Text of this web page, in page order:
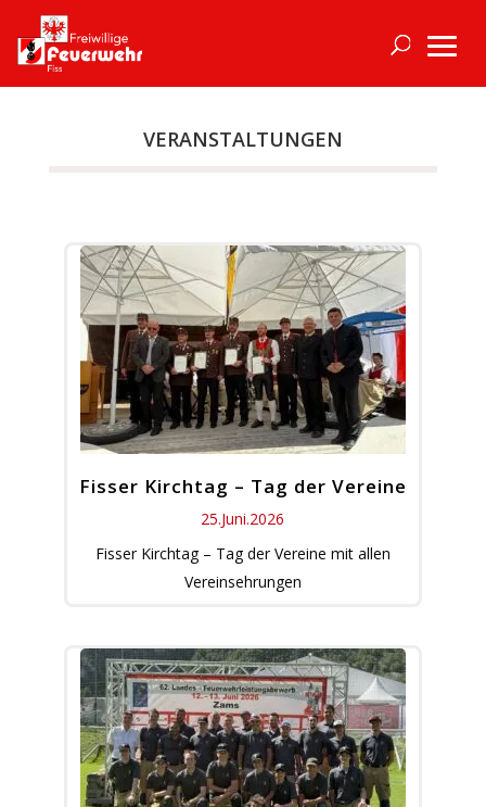
VERANSTALTUNGEN
Fisser Kirchtag – Tag der Vereine
25.Juni.2026
Fisser Kirchtag – Tag der Vereine mit allen
Vereinsehrungen